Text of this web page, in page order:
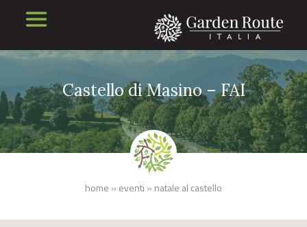
Castello di Masino – FAI
home » eventi » natale al castello